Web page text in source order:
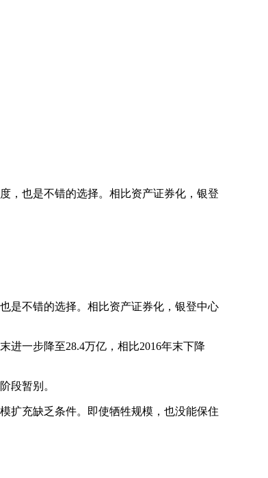
，也是不错的选择。相比资产证券化，银登
是不错的选择。相比资产证券化，银登中心
一步降至28.4万亿，相比2016年末下降
段暂别。
充缺乏条件。即使牺牲规模，也没能保住